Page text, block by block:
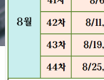
협회동정
경비원교육